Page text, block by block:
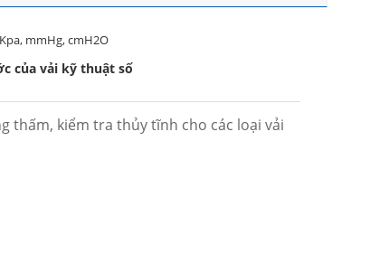
mmHg, cmH2O
của vải kỹ thuật số
thấm, kiểm tra thủy tĩnh cho các loại vải